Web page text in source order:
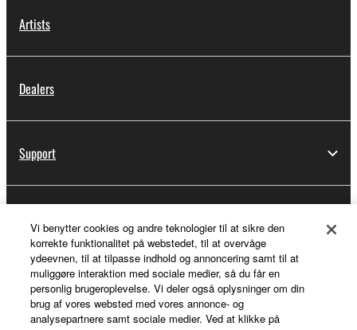
Artists
Dealers
Support
About Yamaha
Vi benytter cookies og andre teknologier til at sikre den
korrekte funktionalitet på webstedet, til at overvåge
ydeevnen, til at tilpasse indhold og annoncering samt til at
muliggøre interaktion med sociale medier, så du får en
personlig brugeroplevelse. Vi deler også oplysninger om din
brug af vores websted med vores annonce- og
analysepartnere samt sociale medier. Ved at klikke på